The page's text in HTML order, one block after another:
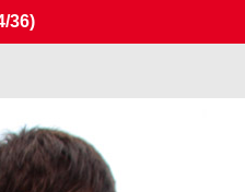
36)